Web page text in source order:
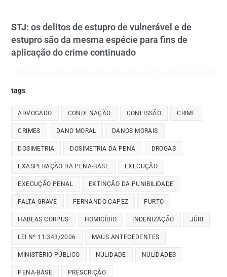
STJ: os delitos de estupro de vulnerável e de
estupro são da mesma espécie para fins de
aplicação do crime continuado
tags
ADVOGADO CONDENAÇÃO CONFISSÃO CRIME
CRIMES DANO MORAL DANOS MORAIS
DOSIMETRIA DOSIMETRIA DA PENA DROGAS
EXASPERAÇÃO DA PENA-BASE EXECUÇÃO
EXECUÇÃO PENAL EXTINÇÃO DA PUNIBILIDADE
FALTA GRAVE FERNANDO CAPEZ FURTO
HABEAS CORPUS HOMICÍDIO INDENIZAÇÃO JÚRI
LEI Nº 11.343/2006 MAUS ANTECEDENTES
MINISTÉRIO PÚBLICO NULIDADE NULIDADES
PENA-BASE PRESCRIÇÃO